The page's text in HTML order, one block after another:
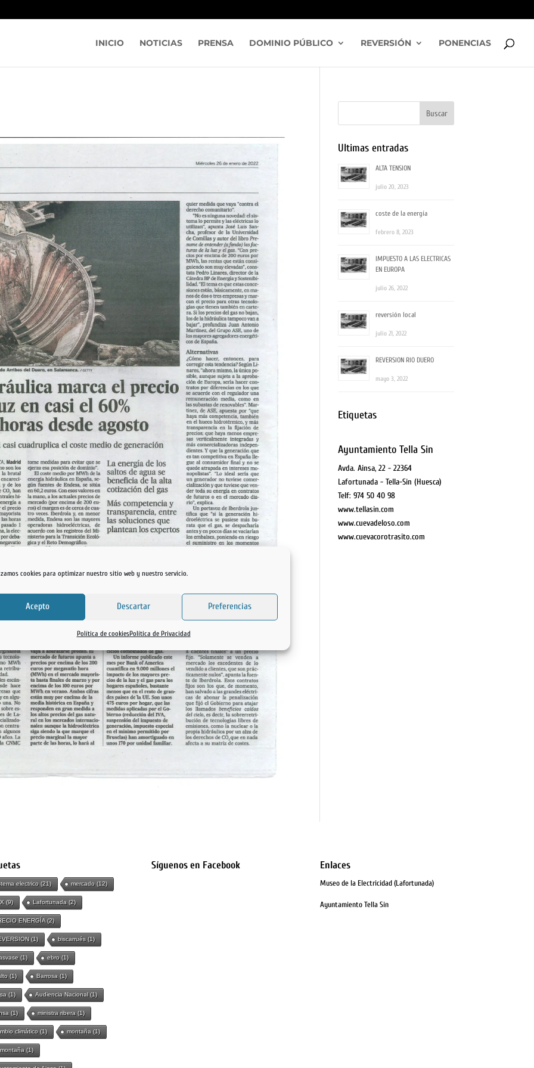
cookies para optimizar nuestro sitio web y nuestro servicio.
Acepto Descartar Preferencias
Política de cookiesPolítica de Privacidad
INICIO NOTICIAS PRENSA DOMINIO PÚBLICO REVERSIÓN PONENCIAS
Ultimas entradas
ALTA TENSION
julio 20, 2023
coste de la energía
febrero 8, 2023
IMPUESTO A LAS ELECTRICAS
EN EUROPA
julio 26, 2022
reversión local
julio 21, 2022
REVERSION RIO DUERO
mayo 3, 2022
Etiquetas
Ayuntamiento Tella Sin
Avda. Ainsa, 22 - 22364
Lafortunada - Tella-Sin (Huesca)
Telf: 974 50 40 98
www.tellasin.com
www.cuevadeloso.com
www.cuevacorotrasito.com
electrico(21) mercado(12)
(9) Lafortunada(2)
ENERGÍA(2)
(1) biscarrués(1)
(1) ebro(1)
(1) Barrosa(1)
(1) Audiencia Nacional(1)
(1) ministra ribera(1)
climático(1) montaña(1)
(1)
Síguenos en Facebook Enlaces
Museo de la Electricidad (Lafortunada)
Ayuntamiento Tella Sin